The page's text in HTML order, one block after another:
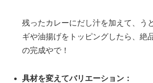
残ったカレーにだし汁を加えて、う
ギや油揚げをトッピングしたら、絶
の完成やで！
具材を変えてバリエーション：